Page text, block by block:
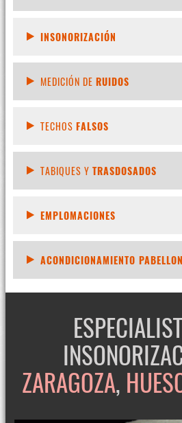
INSONORIZACIÓN
MEDICIÓN DE RUIDOS
TECHOS FALSOS
TABIQUES Y TRASDOSADOS
EMPLOMACIONES
ACONDICIONAMIENTO
ZARAGOZA,